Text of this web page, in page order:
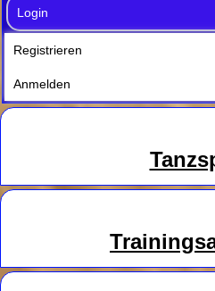
Login
Registrieren
Anmelden